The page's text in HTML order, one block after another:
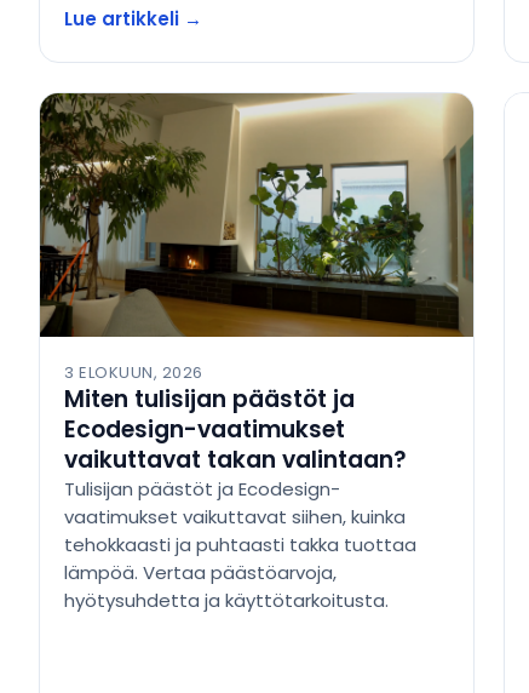
Lue artikkeli →
3 ELOKUUN, 2026
Miten tulisijan päästöt ja
Ecodesign-vaatimukset
vaikuttavat takan valintaan?
Tulisijan päästöt ja Ecodesign-
vaatimukset vaikuttavat siihen, kuinka
tehokkaasti ja puhtaasti takka tuottaa
lämpöä. Vertaa päästöarvoja,
hyötysuhdetta ja käyttötarkoitusta.